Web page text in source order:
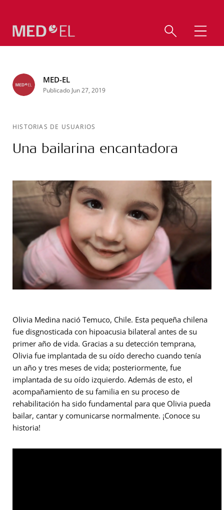
MED-EL
Publicado Jun 27, 2019
HISTORIAS DE USUARIOS
Una bailarina encantadora
Olivia Medina nació Temuco, Chile. Esta pequeña chilena
fue disgnosticada con hipoacusia bilateral antes de su
primer año de vida. Gracias a su detección temprana,
Olivia fue implantada de su oído derecho cuando tenía
un año y tres meses de vida; posteriormente, fue
implantada de su oído izquierdo. Además de esto, el
acompañamiento de su familia en su proceso de
rehabilitación ha sido fundamental para que Olivia pueda
bailar, cantar y comunicarse normalmente. ¡Conoce su
historia!